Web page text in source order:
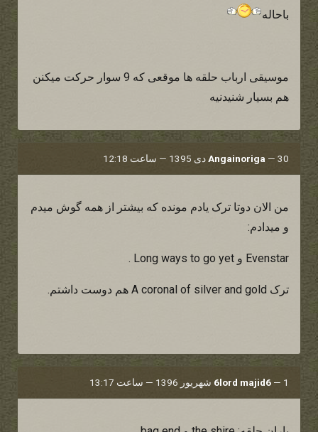
باحاله
موسیقی ارباب حلقه ها موقعی که 9 سوار حرکت میکنن
هم بسیار شنیدنیه
Angainoriga — 30 دی 1395 — ساعت 12:18
من الان دوتا ترک یادم مونده که بیشتر از همه گوش میدم
و میدادم:
Evenstar و Long ways to go yet .
ترک A coronal of silver and gold هم دوست داشتم.
6lord majid6 — 1 شهریور 1396 — ساعت 13:17